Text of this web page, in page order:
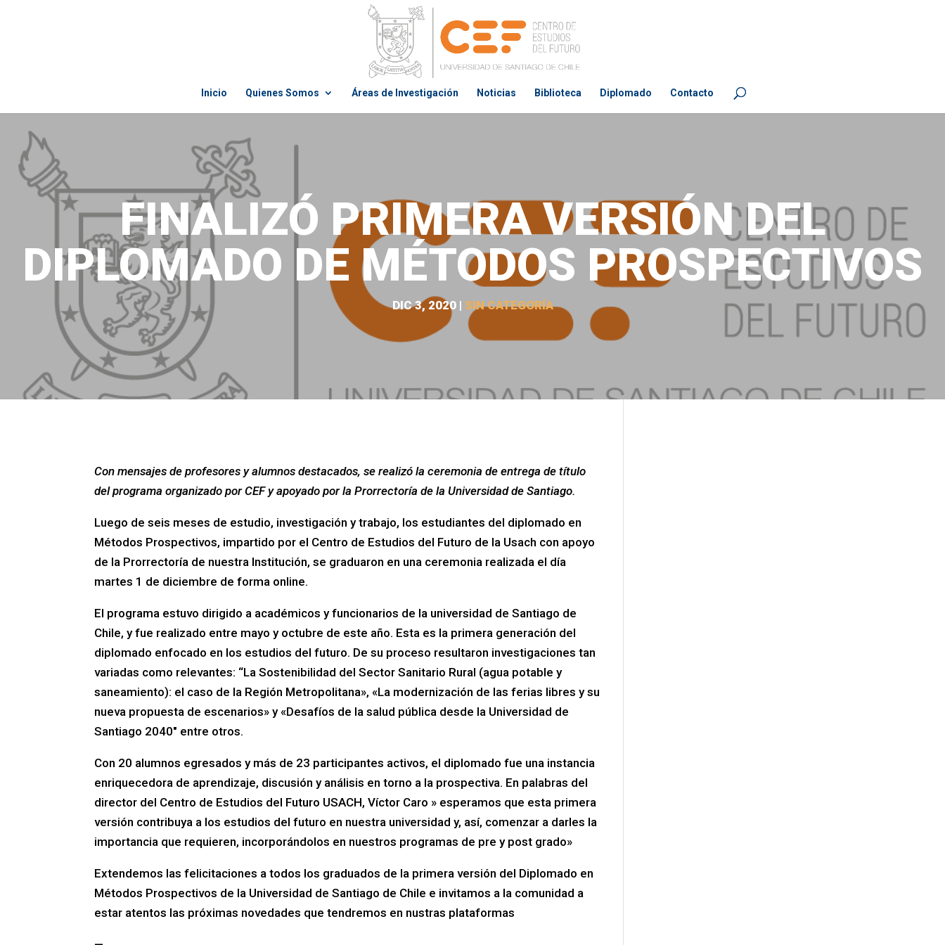
Inicio Quienes Somos Áreas de Investigación Noticias Biblioteca Diplomado Contacto
FINALIZÓ PRIMERA VERSIÓN DEL
DIPLOMADO DE MÉTODOS PROSPECTIVOS
DIC 3, 2020| SIN CATEGORÍA
Con mensajes de profesores y alumnos destacados, se realizó la ceremonia de entrega de título
del programa organizado por CEF y apoyado por la Prorrectoría de la Universidad de Santiago.
Luego de seis meses de estudio, investigación y trabajo, los estudiantes del diplomado en
Métodos Prospectivos, impartido por el Centro de Estudios del Futuro de la Usach con apoyo
de la Prorrectoría de nuestra Institución, se graduaron en una ceremonia realizada el día
martes 1 de diciembre de forma online.
El programa estuvo dirigido a académicos y funcionarios de la universidad de Santiago de
Chile, y fue realizado entre mayo y octubre de este año. Esta es la primera generación del
diplomado enfocado en los estudios del futuro. De su proceso resultaron investigaciones tan
variadas como relevantes: “La Sostenibilidad del Sector Sanitario Rural (agua potable y
saneamiento): el caso de la Región Metropolitana», «La modernización de las ferias libres y su
nueva propuesta de escenarios» y «Desafíos de la salud pública desde la Universidad de
Santiago 2040″ entre otros.
Con 20 alumnos egresados y más de 23 participantes activos, el diplomado fue una instancia
enriquecedora de aprendizaje, discusión y análisis en torno a la prospectiva. En palabras del
director del Centro de Estudios del Futuro USACH, Víctor Caro » esperamos que esta primera
versión contribuya a los estudios del futuro en nuestra universidad y, así, comenzar a darles la
importancia que requieren, incorporándolos en nuestros programas de pre y post grado»
Extendemos las felicitaciones a todos los graduados de la primera versión del Diplomado en
Métodos Prospectivos de la Universidad de Santiago de Chile e invitamos a la comunidad a
estar atentos las próximas novedades que tendremos en nustras plataformas